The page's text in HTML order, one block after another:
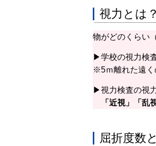
視力とは？
物がどのくらい
▶学校の視力検
※5ｍ離れた遠く
▶視力検査の視
「近視」「乱
屈折度数